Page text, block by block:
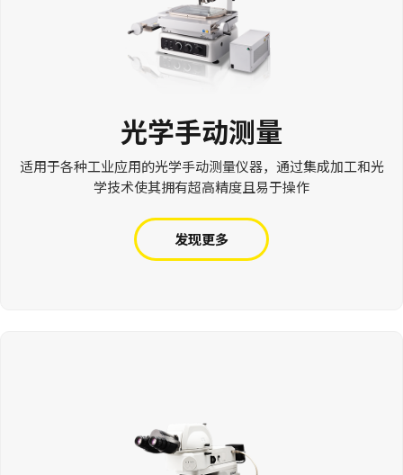
光学手动测量
适用于各种工业应用的光学手动测量仪器，通过集成加工和光
学技术使其拥有超高精度且易于操作
发现更多